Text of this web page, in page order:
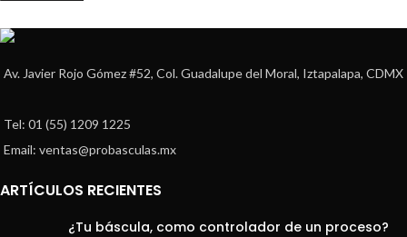
Av. Javier Rojo Gómez #52, Col. Guadalupe del Moral, Iztapalapa, CDMX
Tel: 01 (55) 1209 1225
Email: ventas@probasculas.mx
ARTÍCULOS RECIENTES
¿Tu báscula, como controlador de un proceso?